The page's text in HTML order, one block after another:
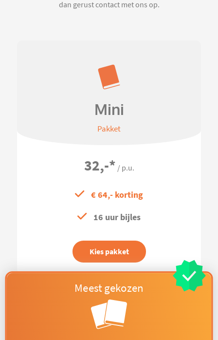
dan gerust contact met ons op.
Mini
Pakket
32,-* / p.u.
€ 64,- korting
16 uur bijles
Kies pakket